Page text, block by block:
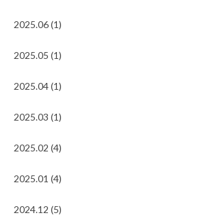
2025.06 (1)
2025.05 (1)
2025.04 (1)
2025.03 (1)
2025.02 (4)
2025.01 (4)
2024.12 (5)